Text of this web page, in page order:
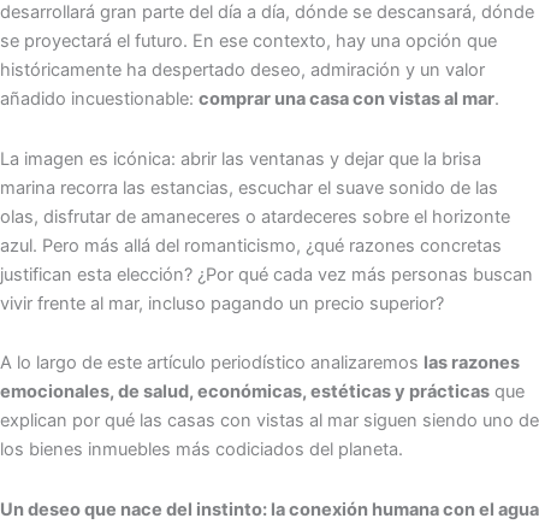
desarrollará gran parte del día a día, dónde se descansará, dónde
se proyectará el futuro. En ese contexto, hay una opción que
históricamente ha despertado deseo, admiración y un valor
añadido incuestionable: comprar una casa con vistas al mar.
La imagen es icónica: abrir las ventanas y dejar que la brisa
marina recorra las estancias, escuchar el suave sonido de las
olas, disfrutar de amaneceres o atardeceres sobre el horizonte
azul. Pero más allá del romanticismo, ¿qué razones concretas
justifican esta elección? ¿Por qué cada vez más personas buscan
vivir frente al mar, incluso pagando un precio superior?
A lo largo de este artículo periodístico analizaremos las razones
emocionales, de salud, económicas, estéticas y prácticas que
explican por qué las casas con vistas al mar siguen siendo uno de
los bienes inmuebles más codiciados del planeta.
Un deseo que nace del instinto: la conexión humana con el agua